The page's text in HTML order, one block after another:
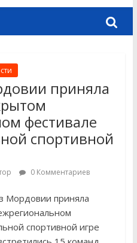
приняла
фестивале
спортивной
0 Комментариев
Мордовии приняла
спортивной игре